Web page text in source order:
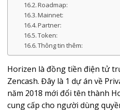
Roadmap:
Mainnet:
Partner:
Token:
Thông tin thêm:
Horizen là đồng tiền điện tử
Zencash. Đây là 1 dự án về
năm 2018 mới đổi tên thành
cung cấp cho người dùng